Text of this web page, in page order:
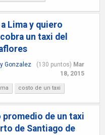
Lima y quiero
un taxi del
Gonzalez (130 puntos) Mar
18, 2015
costo de un taxi
promedio de un taxi
de Santiago de